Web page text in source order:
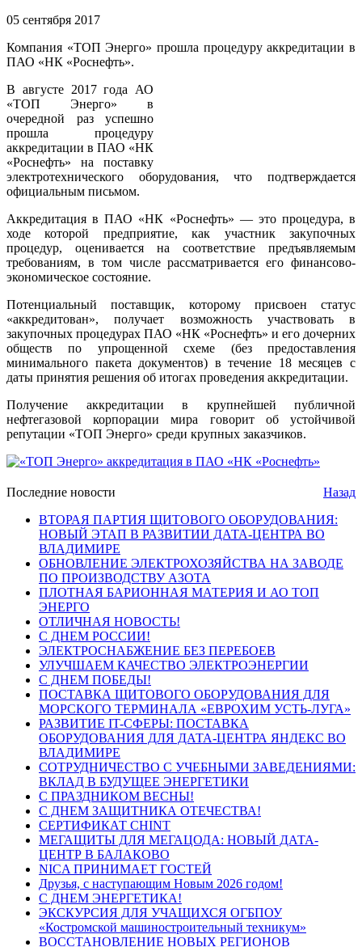
05 сентября 2017
Компания «ТОП Энерго» прошла процедуру аккредитации в
ПАО «НК «Роснефть».
В августе 2017 года АО
«ТОП Энерго» в
очередной раз успешно
прошла процедуру
аккредитации в ПАО «НК
«Роснефть» на поставку
электротехнического оборудования, что подтверждается
официальным письмом.
Аккредитация в ПАО «НК «Роснефть» — это процедура, в
ходе которой предприятие, как участник закупочных
процедур, оценивается на соответствие предъявляемым
требованиям, в том числе рассматривается его финансово-
экономическое состояние.
Потенциальный поставщик, которому присвоен статус
«аккредитован», получает возможность участвовать в
закупочных процедурах ПАО «НК «Роснефть» и его дочерних
обществ по упрощенной схеме (без предоставления
минимального пакета документов) в течение 18 месяцев с
даты принятия решения об итогах проведения аккредитации.
Получение аккредитации в крупнейшей публичной
нефтегазовой корпорации мира говорит об устойчивой
репутации «ТОП Энерго» среди крупных заказчиков.
Назад
Последние новости
ВТОРАЯ ПАРТИЯ ЩИТОВОГО ОБОРУДОВАНИЯ:
НОВЫЙ ЭТАП В РАЗВИТИИ ДАТА-ЦЕНТРА ВО
ВЛАДИМИРЕ
ОБНОВЛЕНИЕ ЭЛЕКТРОХОЗЯЙСТВА НА ЗАВОДЕ
ПО ПРОИЗВОДСТВУ АЗОТА
ПЛОТНАЯ БАРИОННАЯ МАТЕРИЯ И АО ТОП
ЭНЕРГО
ОТЛИЧНАЯ НОВОСТЬ!
С ДНЕМ РОССИИ!
ЭЛЕКТРОСНАБЖЕНИЕ БЕЗ ПЕРЕБОЕВ
УЛУЧШАЕМ КАЧЕСТВО ЭЛЕКТРОЭНЕРГИИ
С ДНЕМ ПОБЕДЫ!
ПОСТАВКА ЩИТОВОГО ОБОРУДОВАНИЯ ДЛЯ
МОРСКОГО ТЕРМИНАЛА «ЕВРОХИМ УСТЬ-ЛУГА»
РАЗВИТИЕ IT-СФЕРЫ: ПОСТАВКА
ОБОРУДОВАНИЯ ДЛЯ ДАТА-ЦЕНТРА ЯНДЕКС ВО
ВЛАДИМИРЕ
СОТРУДНИЧЕСТВО С УЧЕБНЫМИ ЗАВЕДЕНИЯМИ:
ВКЛАД В БУДУЩЕЕ ЭНЕРГЕТИКИ
С ПРАЗДНИКОМ ВЕСНЫ!
С ДНЕМ ЗАЩИТНИКА ОТЕЧЕСТВА!
СЕРТИФИКАТ CHINT
МЕГАЩИТЫ ДЛЯ МЕГАЦОДА: НОВЫЙ ДАТА-
ЦЕНТР В БАЛАКОВО
NICA ПРИНИМАЕТ ГОСТЕЙ
Друзья, с наступающим Новым 2026 годом!
С ДНЕМ ЭНЕРГЕТИКА!
ЭКСКУРСИЯ ДЛЯ УЧАЩИХСЯ ОГБПОУ
«Костромской машиностроительный техникум»
ВОССТАНОВЛЕНИЕ НОВЫХ РЕГИОНОВ